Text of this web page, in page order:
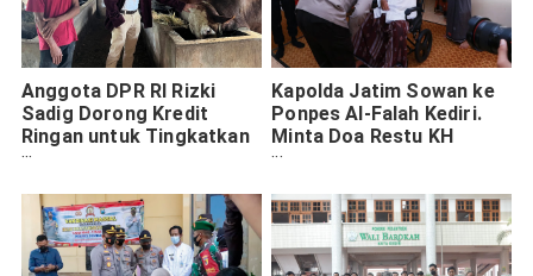
Anggota DPR RI Rizki
Sadig Dorong Kredit
Ringan untuk Tingkatkan
Produksi Peternak
Kapolda Jatim Sowan ke
Ponpes Al-Falah Kediri.
Minta Doa Restu KH
Zainuddin Djazuli